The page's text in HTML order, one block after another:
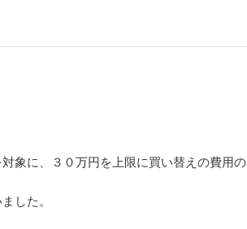
象に、３０万円を上限に買い替えの費用の
した。